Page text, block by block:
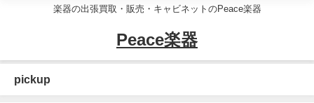
楽器の出張買取・販売・キャビネットのPeace楽器
Peace楽器
pickup